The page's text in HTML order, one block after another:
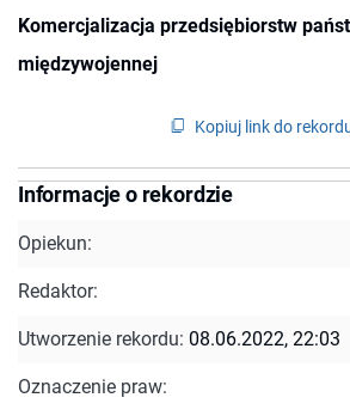
Komercjalizacja przedsiębiorstw
międzywojennej
Kopiuj link do
Informacje o rekordzie
Opiekun:
Redaktor:
Utworzenie rekordu: 08.06.2022, 22:03
Oznaczenie praw: